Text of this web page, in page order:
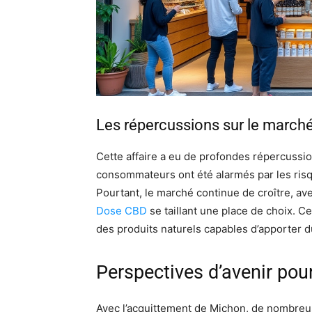
Les répercussions sur le
Cette affaire a eu de profondes
consommateurs ont été alarmés par les
Pourtant, le marché continue de croître,
Dose CBD se taillant une place de choix.
des produits naturels capables d’apporter
Perspectives d’avenir
Avec l’acquittement de Michon, de